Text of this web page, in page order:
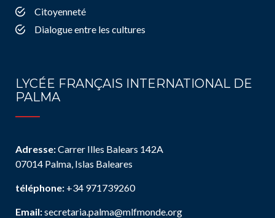
Citoyenneté
Dialogue entre les cultures
LYCÉE FRANÇAIS INTERNATIONAL DE
PALMA
Adresse:Carrer Illes Balears 142A
07014 Palma, Islas Baleares
téléphone: +34 971739260
Email:secretaria.palma@mlfmonde.org